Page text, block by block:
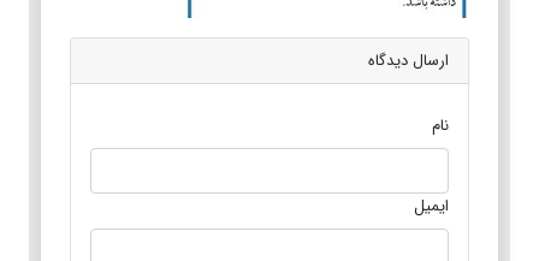
ارسال دیدگاه
نام
ایمیل